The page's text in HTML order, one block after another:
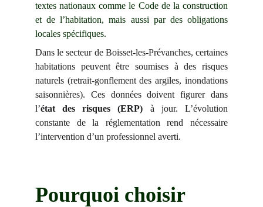
textes nationaux comme le Code de la construction
et de l’habitation, mais aussi par des obligations
locales spécifiques.
Dans le secteur de Boisset-les-Prévanches, certaines
habitations peuvent être soumises à des risques
naturels (retrait-gonflement des argiles, inondations
saisonnières). Ces données doivent figurer dans
l’état des risques (ERP) à jour. L’évolution
constante de la réglementation rend nécessaire
l’intervention d’un professionnel averti.
Pourquoi choisir